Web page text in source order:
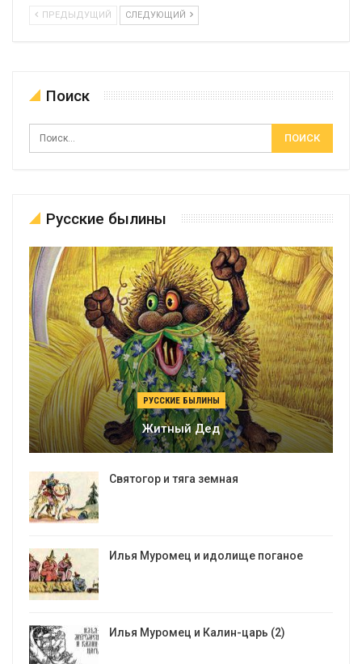
ПРЕДЫДУЩИЙ СЛЕДУЮЩИЙ
Поиск
Русские былины
РУССКИЕ БЫЛИНЫ
Житный Дед
Святогор и тяга земная
Илья Муромец и идолище поганое
Илья Муромец и Калин-царь (2)